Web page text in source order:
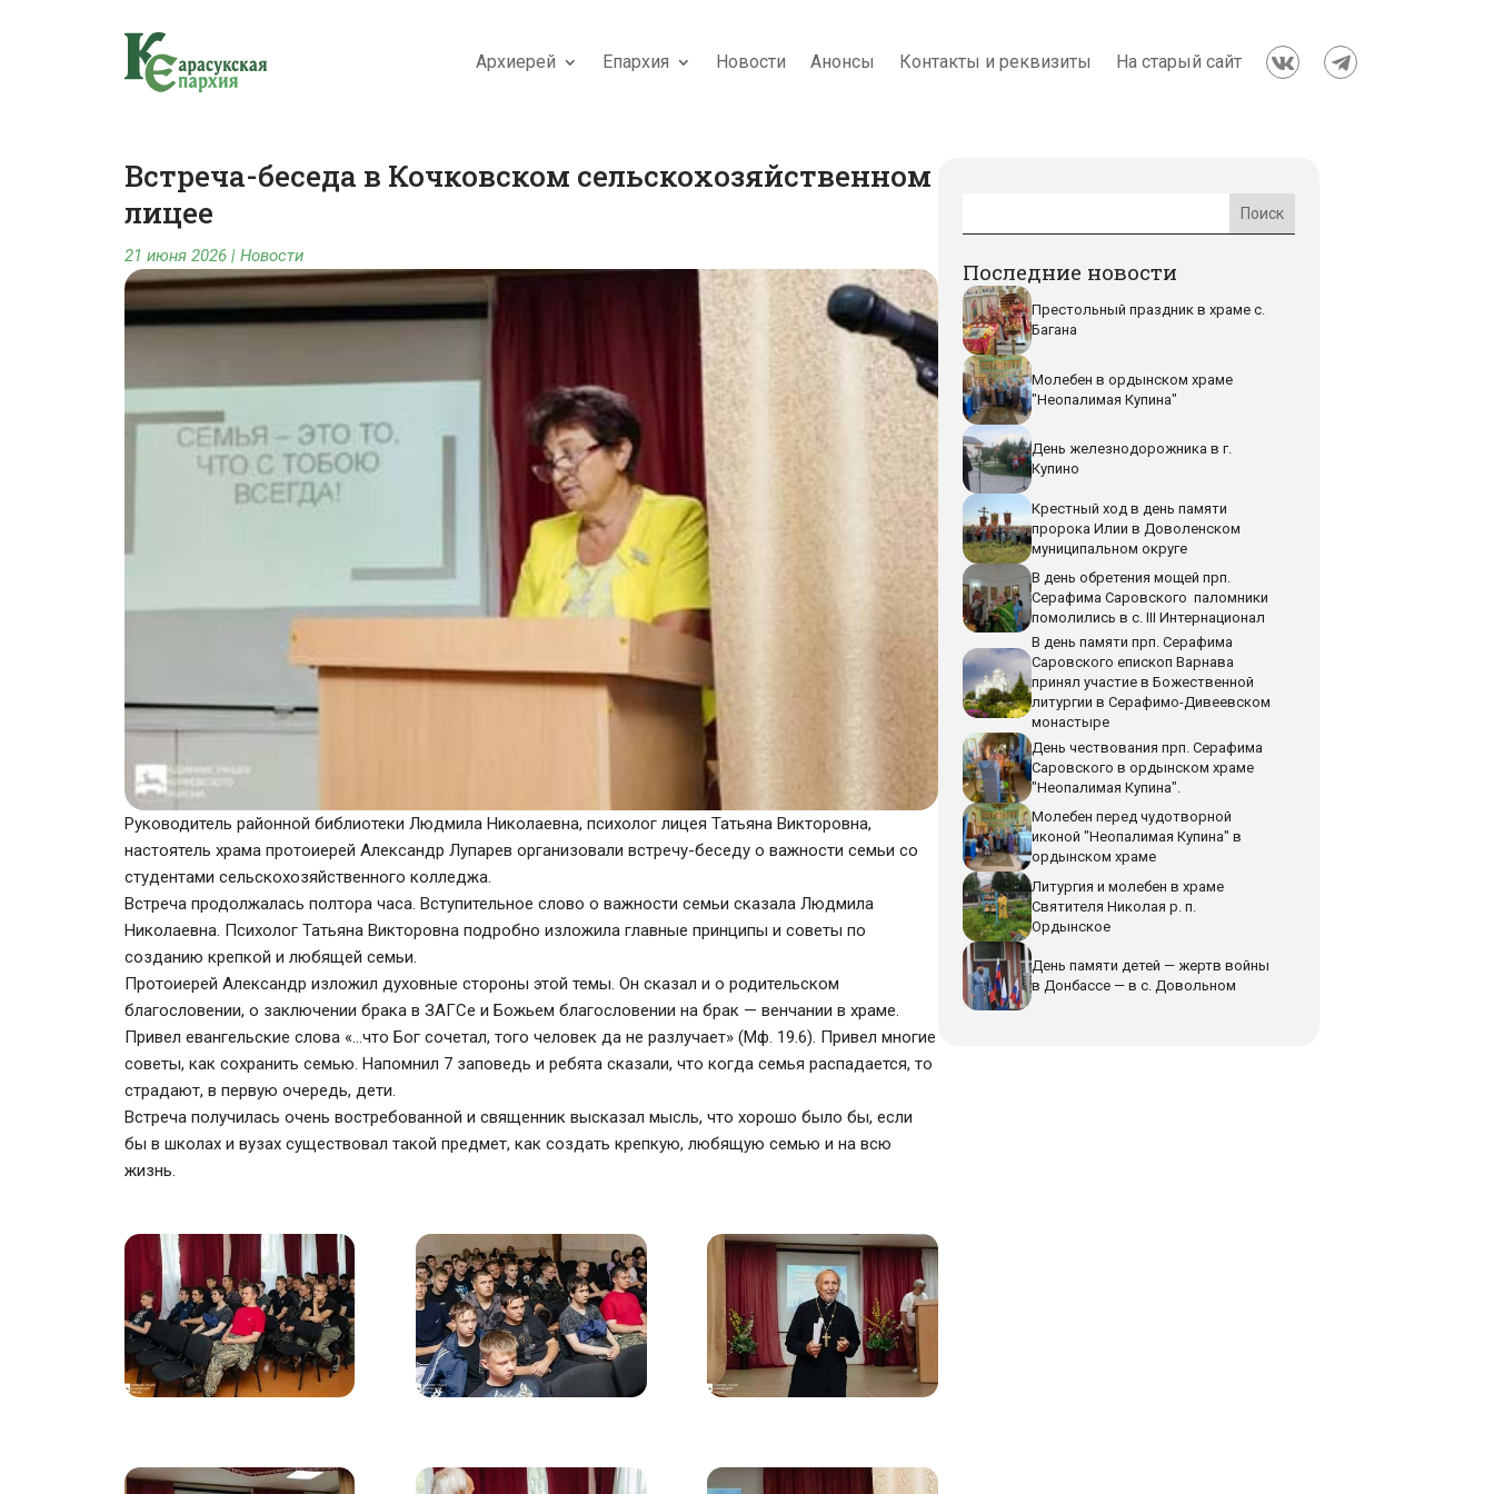
Архиерей Епархия Новости Анонсы Контакты и реквизиты На старый сайт  
Встреча-беседа в Кочковском сельскохозяйственном
лицее
21 июня 2026 | Новости
Руководитель районной библиотеки Людмила Николаевна, психолог лицея Татьяна Викторовна,
настоятель храма протоиерей Александр Лупарев организовали встречу-беседу о важности семьи со
студентами сельскохозяйственного колледжа.
Встреча продолжалась полтора часа. Вступительное слово о важности семьи сказала Людмила
Николаевна. Психолог Татьяна Викторовна подробно изложила главные принципы и советы по
созданию крепкой и любящей семьи.
Протоиерей Александр изложил духовные стороны этой темы. Он сказал и о родительском
благословении, о заключении брака в ЗАГСе и Божьем благословении на брак — венчании в храме.
Привел евангельские слова «…что Бог сочетал, того человек да не разлучает» (Мф. 19.6). Привел многие
советы, как сохранить семью. Напомнил 7 заповедь и ребята сказали, что когда семья распадается, то
страдают, в первую очередь, дети.
Встреча получилась очень востребованной и священник высказал мысль, что хорошо было бы, если
бы в школах и вузах существовал такой предмет, как создать крепкую, любящую семью и на всю
жизнь.
Последние новости
Престольный праздник в храме с.
Багана
Молебен в ордынском храме
"Неопалимая Купина"
День железнодорожника в г.
Купино
Крестный ход в день памяти
пророка Илии в Доволенском
муниципальном округе
В день обретения мощей прп.
Серафима Саровского паломники
помолились в с. III Интернационал
В день памяти прп. Серафима
Саровского епископ Варнава
принял участие в Божественной
литургии в Серафимо-Дивеевском
монастыре
День чествования прп. Серафима
Саровского в ордынском храме
"Неопалимая Купина".
Молебен перед чудотворной
иконой "Неопалимая Купина" в
ордынском храме
Литургия и молебен в храме
Святителя Николая р. п.
Ордынское
День памяти детей — жертв войны
в Донбассе — в с. Довольном